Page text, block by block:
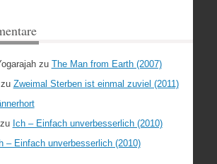
zu The Man from Earth (2007)
Zweimal Sterben ist einmal zuviel (2011)
Ich – Einfach unverbesserlich (2010)
– Einfach unverbesserlich (2010)